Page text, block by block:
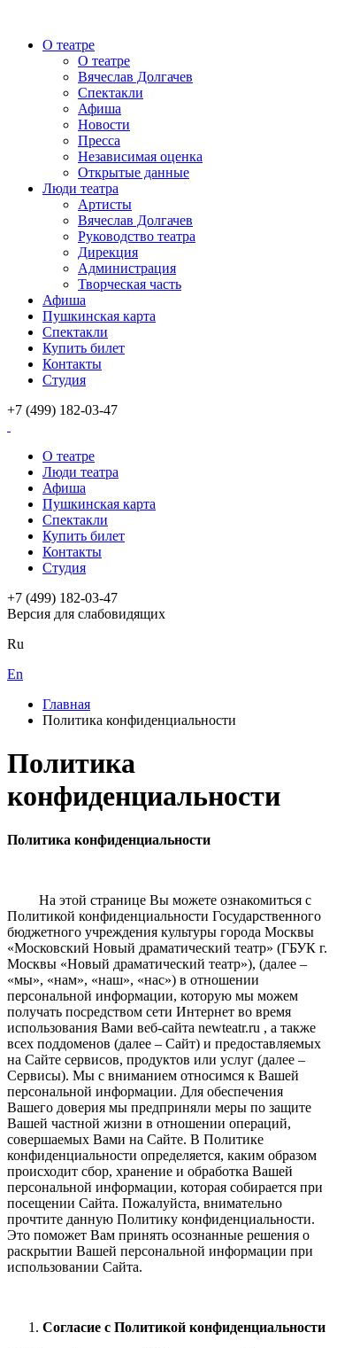
О театре
О театре
Вячеслав Долгачев
Спектакли
Афиша
Новости
Пресса
Независимая оценка
Открытые данные
Люди театра
Артисты
Вячеслав Долгачев
Руководство театра
Дирекция
Администрация
Творческая часть
Афиша
Пушкинская карта
Спектакли
Купить билет
Контакты
Студия
+7 (499) 182-03-47
О театре
Люди театра
Афиша
Пушкинская карта
Спектакли
Купить билет
Контакты
Студия
+7 (499) 182-03-47
Версия для слабовидящих
Ru
En
Главная
Политика конфиденциальности
Политика
конфиденциальности
Политика конфиденциальности
На этой странице Вы можете ознакомиться с
Политикой конфиденциальности Государственного
бюджетного учреждения культуры города Москвы
«Московский Новый драматический театр» (ГБУК г.
Москвы «Новый драматический театр»), (далее –
«мы», «нам», «наш», «нас») в отношении
персональной информации, которую мы можем
получать посредством сети Интернет во время
использования Вами веб-сайта newteatr.ru , а также
всех поддоменов (далее – Сайт) и предоставляемых
на Сайте сервисов, продуктов или услуг (далее –
Сервисы). Мы с вниманием относимся к Вашей
персональной информации. Для обеспечения
Вашего доверия мы предприняли меры по защите
Вашей частной жизни в отношении операций,
совершаемых Вами на Сайте. В Политике
конфиденциальности определяется, каким образом
происходит сбор, хранение и обработка Вашей
персональной информации, которая собирается при
посещении Сайта. Пожалуйста, внимательно
прочтите данную Политику конфиденциальности.
Это поможет Вам принять осознанные решения о
раскрытии Вашей персональной информации при
использовании Сайта.
Согласие с Политикой конфиденциальности